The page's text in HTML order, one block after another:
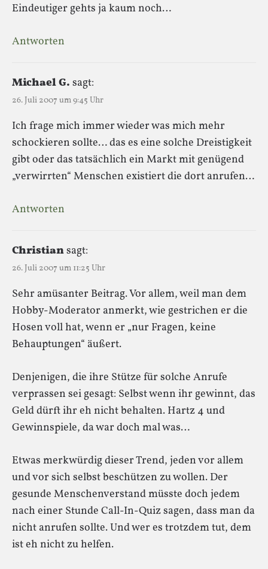
Eindeutiger gehts ja kaum noch…
Antworten
Michael G. sagt:
26. Juli 2007 um 9:45 Uhr
Ich frage mich immer wieder was mich mehr
schockieren sollte… das es eine solche Dreistigkeit
gibt oder das tatsächlich ein Markt mit genügend
„verwirrten“ Menschen existiert die dort anrufen…
Antworten
Christiansagt:
26. Juli 2007 um 11:25 Uhr
Sehr amüsanter Beitrag. Vor allem, weil man dem
Hobby-Moderator anmerkt, wie gestrichen er die
Hosen voll hat, wenn er „nur Fragen, keine
Behauptungen“ äußert.
Denjenigen, die ihre Stütze für solche Anrufe
verprassen sei gesagt: Selbst wenn ihr gewinnt, das
Geld dürft ihr eh nicht behalten. Hartz 4 und
Gewinnspiele, da war doch mal was…
Etwas merkwürdig dieser Trend, jeden vor allem
und vor sich selbst beschützen zu wollen. Der
gesunde Menschenverstand müsste doch jedem
nach einer Stunde Call-In-Quiz sagen, dass man da
nicht anrufen sollte. Und wer es trotzdem tut, dem
ist eh nicht zu helfen.